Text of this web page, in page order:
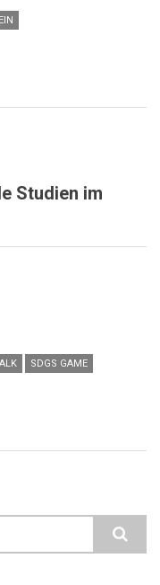
Studien im
SDGS GAME